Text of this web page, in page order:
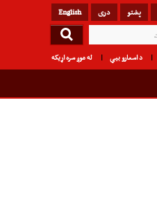
English دری پشتو
له موږ سره اړیکه د اسعارو بیې